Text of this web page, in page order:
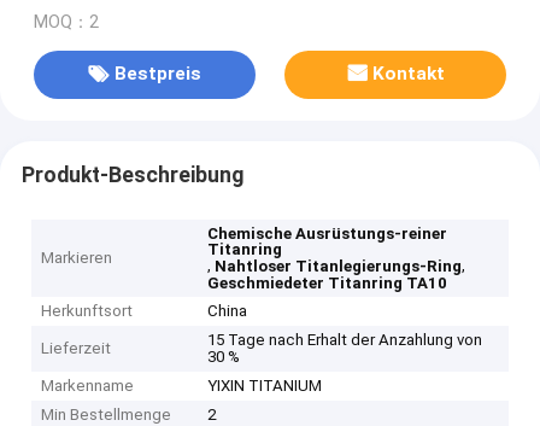
MOQ：2
Bestpreis Kontakt
Produkt-Beschreibung
Markieren
Chemische Ausrüstungs-reiner
Titanring
, Nahtloser Titanlegierungs-Ring,
Geschmiedeter Titanring TA10
Herkunftsort
China
Lieferzeit
15 Tage nach Erhalt der Anzahlung von
30 %
Markenname
YIXIN TITANIUM
Min Bestellmenge
2